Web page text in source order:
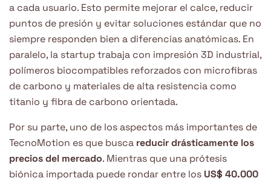
a cada usuario. Esto permite mejorar el calce, reducir
puntos de presión y evitar soluciones estándar que no
siempre responden bien a diferencias anatómicas. En
paralelo, la startup trabaja con impresión 3D industrial,
polímeros biocompatibles reforzados con microfibras
de carbono y materiales de alta resistencia como
titanio y fibra de carbono orientada.
Por su parte, uno de los aspectos más importantes de
TecnoMotion es que busca reducir drásticamente los
precios del mercado. Mientras que una prótesis
biónica importada puede rondar entre los US$ 40.000